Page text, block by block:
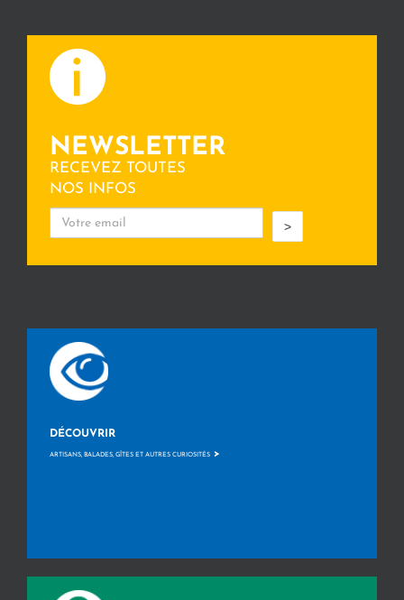
NEWSLETTER
RECEVEZ TOUTES
NOS INFOS
>
DÉCOUVRIR
ARTISANS, BALADES, GÎTES ET AUTRES CURIOSITÉS >